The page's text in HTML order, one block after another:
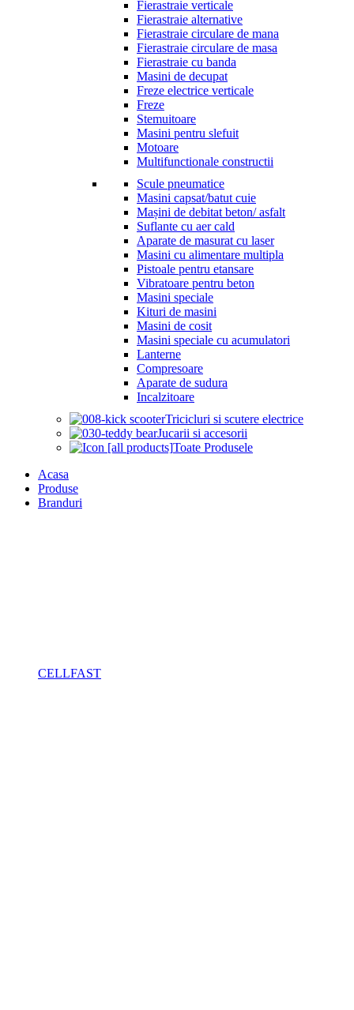
Fierastraie verticale
Fierastraie alternative
Fierastraie circulare de mana
Fierastraie circulare de masa
Fierastraie cu banda
Masini de decupat
Freze electrice verticale
Freze
Stemuitoare
Masini pentru slefuit
Motoare
Multifunctionale constructii
Scule pneumatice
Masini capsat/batut cuie
Mașini de debitat beton/ asfalt
Suflante cu aer cald
Aparate de masurat cu laser
Masini cu alimentare multipla
Pistoale pentru etansare
Vibratoare pentru beton
Masini speciale
Kituri de masini
Masini de cosit
Masini speciale cu acumulatori
Lanterne
Compresoare
Aparate de sudura
Incalzitoare
Tricicluri si scutere electrice
Jucarii si accesorii
Toate Produsele
Acasa
Produse
Branduri
CELLFAST